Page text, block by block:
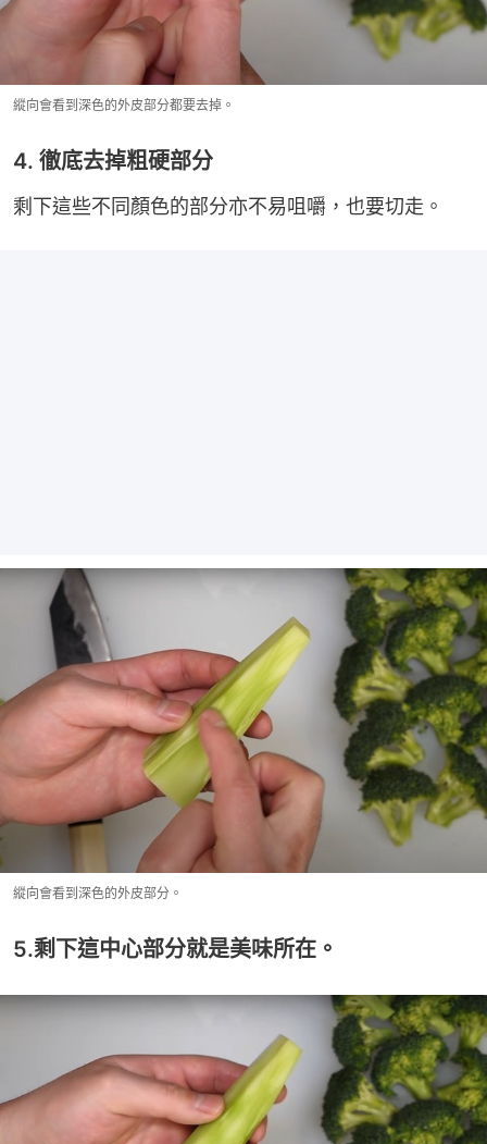
縱向會看到深色的外皮部分都要去掉。
4. 徹底去掉粗硬部分
剩下這些不同顏色的部分亦不易咀嚼，也要切走。
縱向會看到深色的外皮部分。
5.剩下這中心部分就是美味所在。